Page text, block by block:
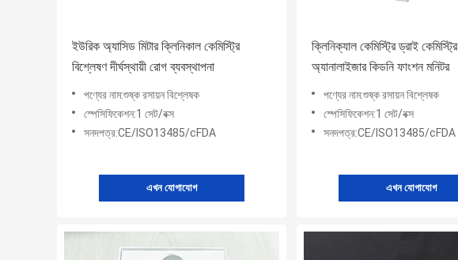
ইউরিক অ্যাসিড মিটার ক্লিনিকাল কেমিস্ট্রি
বিশ্লেষণ দীর্ঘস্থায়ী রোগ ব্যবস্থাপনা
পণ্যের নাম:শুষ্ক রসায়ন বিশ্লেষক
স্পেসিফিকেশন:1 সেট/বক্স
সনদপত্র:CE/ISO13485/cFDA
এখন যোগাযোগ
ক্লিনিক্যাল কেমিস্ট্রি ড্রাই কেমিস্ট্রি
অ্যানালাইজার কিডনি ফাংশন মনিটর
পণ্যের নাম:শুষ্ক রসায়ন বিশ্লেষক
স্পেসিফিকেশন:1 সেট/বক্স
সনদপত্র:CE/ISO13485/cFDA
এখন যোগাযোগ